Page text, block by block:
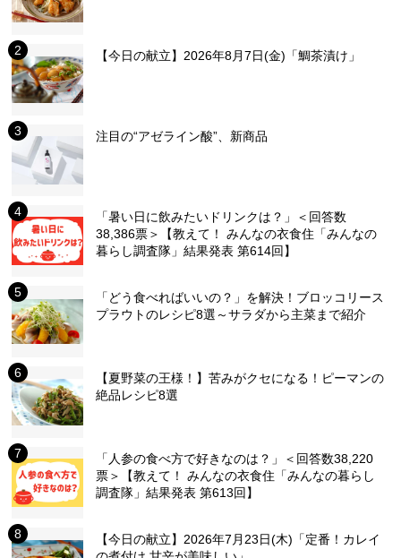
【今日の献立】2026年8月7日(金)「鯛茶漬け」
注目の“アゼライン酸”、新商品
「暑い日に飲みたいドリンクは？」＜回答数
38,386票＞【教えて！ みんなの衣食住「みんなの
暮らし調査隊」結果発表 第614回】
「どう食べればいいの？」を解決！ブロッコリース
プラウトのレシピ8選～サラダから主菜まで紹介
【夏野菜の王様！】苦みがクセになる！ピーマンの
絶品レシピ8選
「人参の食べ方で好きなのは？」＜回答数38,220
票＞【教えて！ みんなの衣食住「みんなの暮らし
調査隊」結果発表 第613回】
【今日の献立】2026年7月23日(木)「定番！カレイ